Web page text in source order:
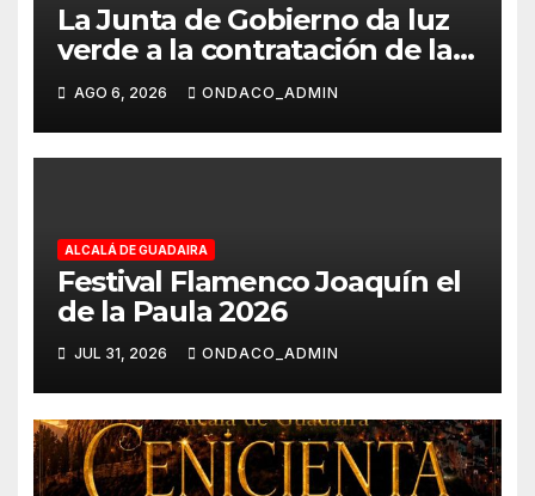
La Junta de Gobierno da luz
verde a la contratación de las
obras de ampliación del
Museo de Alcalá
AGO 6, 2026 ONDACO_ADMIN
ALCALÁ DE GUADAIRA
Festival Flamenco Joaquín el
de la Paula 2026
JUL 31, 2026 ONDACO_ADMIN